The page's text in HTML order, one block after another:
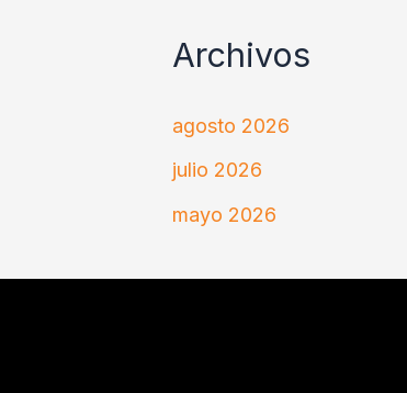
Archivos
agosto 2026
julio 2026
mayo 2026